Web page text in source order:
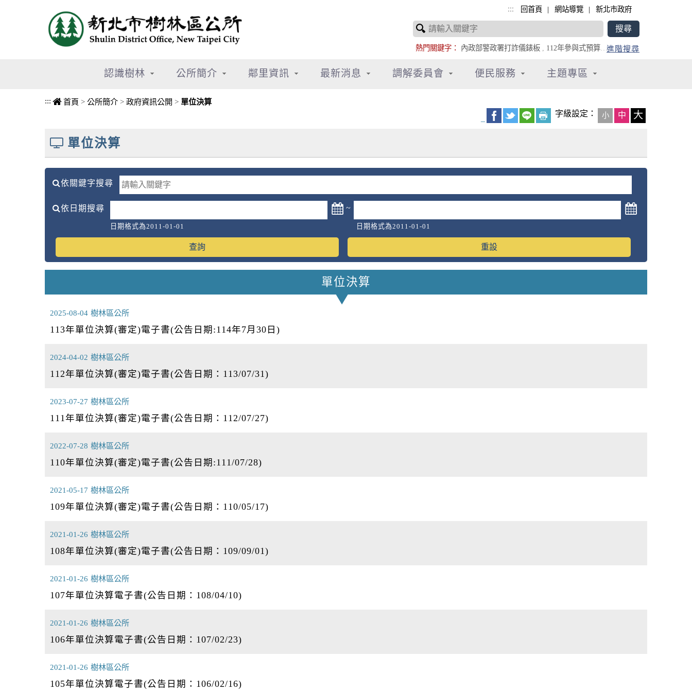
::: 回首頁 | 網站導覽 | 新北市政府
熱門關鍵字： 內政部警政署打詐儀錶板 112年參與式預算專區 ,全民防災e點通
進階搜尋
認識樹林 公所簡介 鄰里資訊 最新消息 調解委員會 便民服務 主題專區
::: 首頁 > 公所簡介 > 政府資訊公開 > 單位決算
字級設定： 小 中 大
單位決算
依關鍵字搜尋
依日期搜尋
日期格式為2011-01-01
~
日期格式為2011-01-01
單位決算
2025-08-04 樹林區公所
113年單位決算(審定)電子書(公告日期:114年7月30日)
2024-04-02 樹林區公所
112年單位決算(審定)電子書(公告日期：113/07/31)
2023-07-27 樹林區公所
111年單位決算(審定)電子書(公告日期：112/07/27)
2022-07-28 樹林區公所
110年單位決算(審定)電子書(公告日期:111/07/28)
2021-05-17 樹林區公所
109年單位決算(審定)電子書(公告日期：110/05/17)
2021-01-26 樹林區公所
108年單位決算(審定)電子書(公告日期：109/09/01)
2021-01-26 樹林區公所
107年單位決算電子書(公告日期：108/04/10)
2021-01-26 樹林區公所
106年單位決算電子書(公告日期：107/02/23)
2021-01-26 樹林區公所
105年單位決算電子書(公告日期：106/02/16)